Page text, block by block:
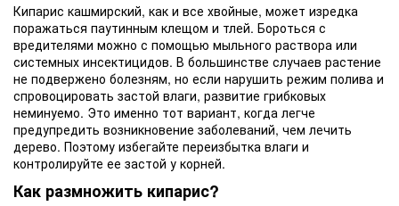
Кипарис кашмирский, как и все хвойные, может изредка
поражаться паутинным клещом и тлей. Бороться с
вредителями можно с помощью мыльного раствора или
системных инсектицидов. В большинстве случаев растение
не подвержено болезням, но если нарушить режим полива и
спровоцировать застой влаги, развитие грибковых
неминуемо. Это именно тот вариант, когда легче
предупредить возникновение заболеваний, чем лечить
дерево. Поэтому избегайте переизбытка влаги и
контролируйте ее застой у корней.
Как размножить кипарис?